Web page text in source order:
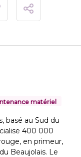
matériel
basé au Sud du
400 000
en primeur,
Beaujolais. Le